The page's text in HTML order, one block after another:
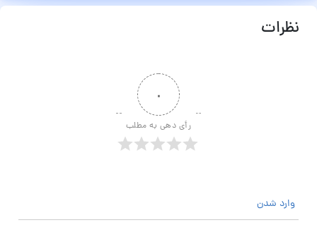
نظرات
۰
رأی دهی به مطلب
وارد شدن